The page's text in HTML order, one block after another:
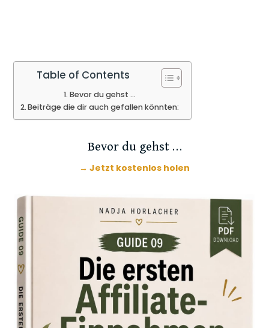
Table of Contents
Bevor du gehst …
Beiträge die dir auch gefallen könnten:
Bevor du gehst …
→ Jetzt kostenlos holen